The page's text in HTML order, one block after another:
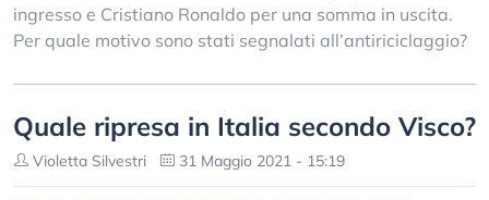
ingresso e Cristiano Ronaldo per una somma in uscita.
Per quale motivo sono stati segnalati all’antiriciclaggio?
Quale ripresa in Italia secondo Visco?
Violetta Silvestri 31 Maggio 2021 - 15:19